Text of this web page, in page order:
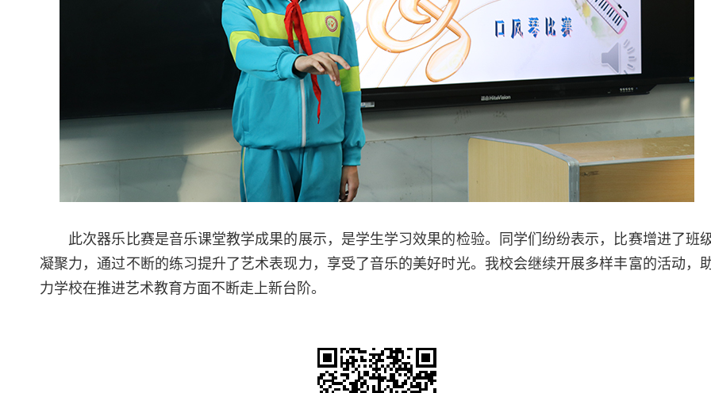
此次器乐比赛是音乐课堂教学成果的展示，是学生学习效果的检验。同学们纷纷表示，比赛增进了班
凝聚力，通过不断的练习提升了艺术表现力，享受了音乐的美好时光。我校会继续开展多样丰富的活动，
力学校在推进艺术教育方面不断走上新台阶。